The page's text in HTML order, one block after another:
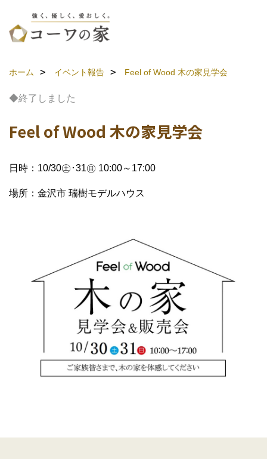
ホーム イベント報告 Feel of Wood 木の家見学会
◆終了しました
Feel of Wood 木の家見学会
日時：10/30㊏･31㊐ 10:00～17:00
場所：金沢市 瑞樹モデルハウス